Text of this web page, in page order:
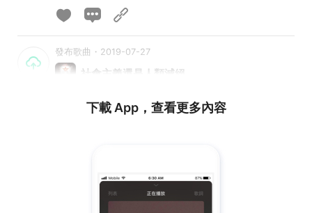
發布歌曲・2019-07-27
社會主義還是人類滅絕
下載 App，查看更多內容